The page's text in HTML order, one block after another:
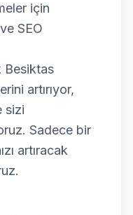
için
SEO
artırıyor,
sizi
Sadece bir
artıracak